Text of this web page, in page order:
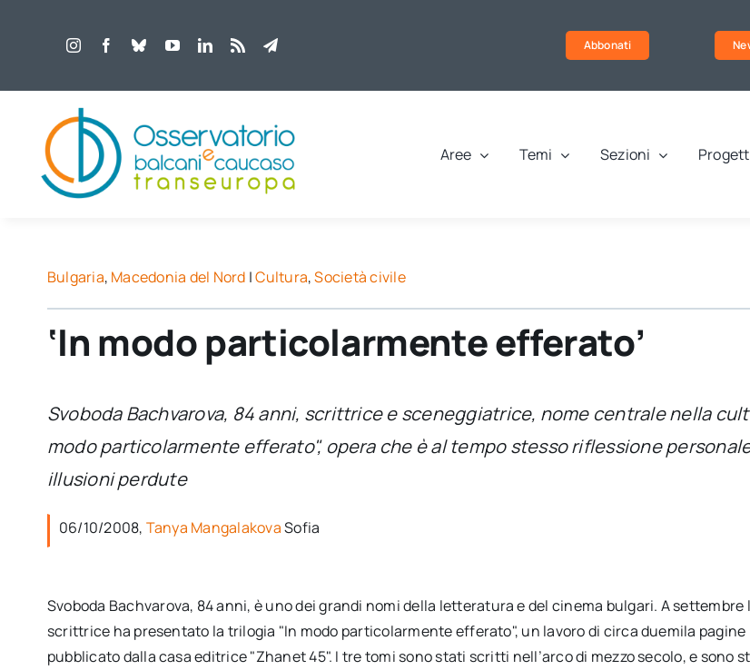
Abbonati
Aree Temi Sezioni
Bulgaria, Macedonia del Nord |Cultura,Società civile
‘In modo particolarmente efferato’
Svoboda Bachvarova, 84 anni, scrittrice e sceneggiatrice, nome centrale nella
modo particolarmente efferato", opera che è al tempo stesso riflessione
illusioni perdute
06/10/2008, Tanya MangalakovaSofia
Svoboda Bachvarova, 84 anni, è uno dei grandi nomi della letteratura e del cinema bulgari. A settembre
scrittrice ha presentato la trilogia "In modo particolarmente efferato", un lavoro di circa duemila pagine
pubblicato dalla casa editrice "Zhanet 45". I tre tomi sono stati scritti nell’arco di mezzo secolo, e sono